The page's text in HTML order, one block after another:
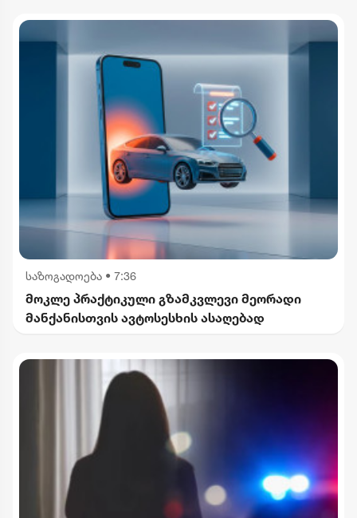
საზოგადოება • 7:36
მოკლე პრაქტიკული გზამკვლევი მეორადი
მანქანისთვის ავტოსესხის ასაღებად